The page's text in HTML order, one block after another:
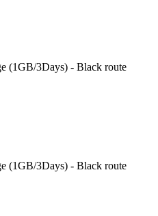
(1GB/3Days) - Black route
(1GB/3Days) - Black route